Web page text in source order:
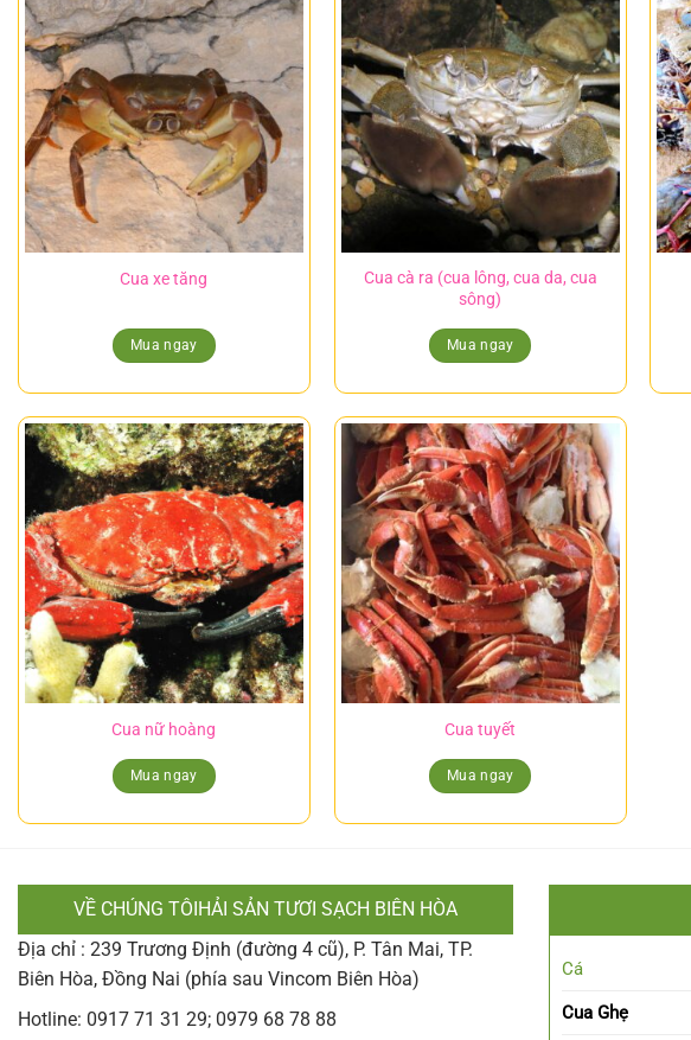
Cua xe tăng
Mua ngay
Cua cà ra (cua lông, cua da, cua
sông)
Mua ngay
Cua nữ hoàng
Mua ngay
Cua tuyết
Mua ngay
VỀ CHÚNG TÔIHẢI SẢN TƯƠI SẠCH BIÊN HÒA
Địa chỉ : 239 Trương Định (đường 4 cũ), P. Tân Mai, TP.
Biên Hòa, Đồng Nai (phía sau Vincom Biên Hòa)
Hotline: 0917 71 31 29; 0979 68 78 88
Cá
Cua Ghẹ